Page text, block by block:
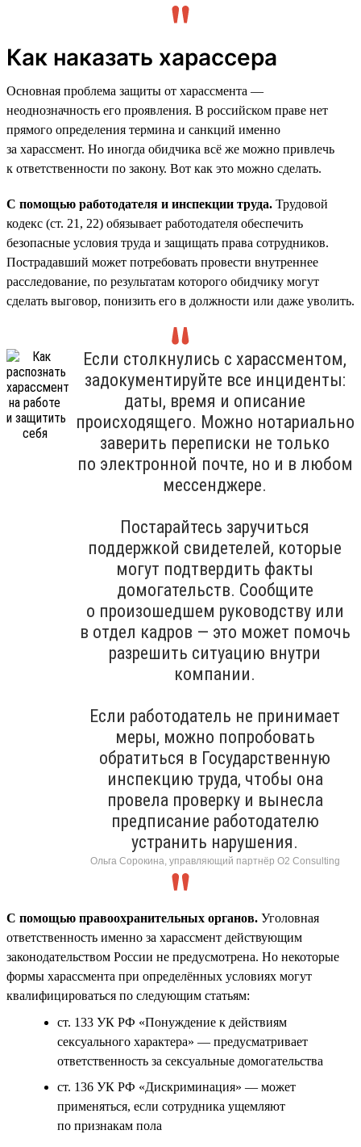
Как наказать харассера
Основная проблема защиты от харассмента —
неоднозначность его проявления. В российском праве нет
прямого определения термина и санкций именно
за харассмент. Но иногда обидчика всё же можно привлечь
к ответственности по закону. Вот как это можно сделать.
С помощью работодателя и инспекции труда. Трудовой
кодекс (ст. 21, 22) обязывает работодателя обеспечить
безопасные условия труда и защищать права сотрудников.
Пострадавший может потребовать провести внутреннее
расследование, по результатам которого обидчику могут
сделать выговор, понизить его в должности или даже уволить.
Если столкнулись с харассментом,
задокументируйте все инциденты:
даты, время и описание
происходящего. Можно нотариально
заверить переписки не только
по электронной почте, но и в любом
мессенджере.
Постарайтесь заручиться
поддержкой свидетелей, которые
могут подтвердить факты
домогательств. Сообщите
о произошедшем руководству или
в отдел кадров — это может помочь
разрешить ситуацию внутри
компании.
Если работодатель не принимает
меры, можно попробовать
обратиться в Государственную
инспекцию труда, чтобы она
провела проверку и вынесла
предписание работодателю
устранить нарушения.
Ольга Сорокина, управляющий партнёр О2 Consulting
С помощью правоохранительных органов. Уголовная
ответственность именно за харассмент действующим
законодательством России не предусмотрена. Но некоторые
формы харассмента при определённых условиях могут
квалифицироваться по следующим статьям:
ст. 133 УК РФ «Понуждение к действиям
сексуального характера» — предусматривает
ответственность за сексуальные домогательства
ст. 136 УК РФ «Дискриминация» — может
применяться, если сотрудника ущемляют
по признакам пола